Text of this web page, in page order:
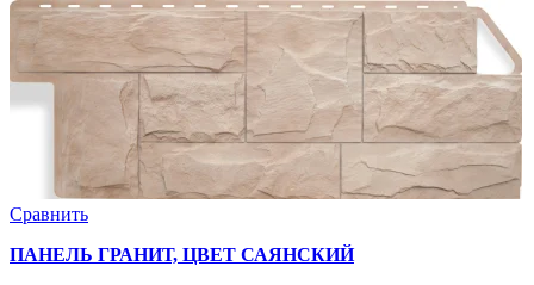
Сравнить
ПАНЕЛЬ ГРАНИТ, ЦВЕТ САЯНСКИЙ